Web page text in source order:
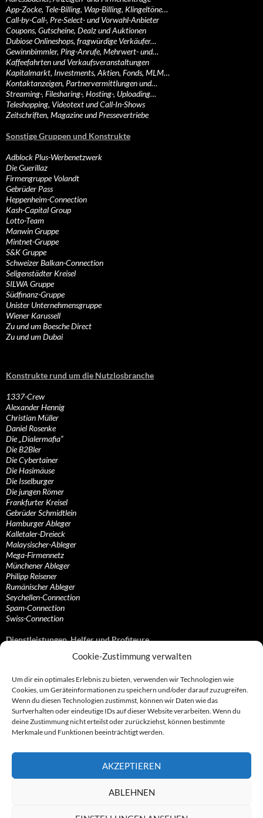
Cookie-Zustimmung verwalten
Um dir ein optimales Erlebnis zu bieten, verwenden wir Technologien wie
Cookies, um Geräteinformationen zu speichern und/oder darauf zuzugreifen.
Wenn du diesen Technologien zustimmst, können wir Daten wie das
Surfverhalten oder eindeutige IDs auf dieser Website verarbeiten. Wenn du
deine Zustimmung nicht erteilst oder zurückziehst, können bestimmte
Merkmale und Funktionen beeinträchtigt werden.
AKZEPTIEREN
ABLEHNEN
App-Zocke, Tele-Billing, Wap-Billing, Klingeltöne…
Call-by-Call-, Pre-Select- und Vorwahl-Anbieter
Coupons, Gutscheine, Dealz und Auktionen
Dubiose Onlineshops, fragwürdige Verkäufer…
Gewinnbimmler, Ping-Anrufe, Mehrwert- und…
Kaffeefahrten und Verkaufsveranstaltungen
Kapitalmarkt, Investments, Aktien, Fonds, MLM…
Kontaktanzeigen, Partnervermittlungen und…
Streaming-, Filesharing-, Hosting-, Uploading…
Teleshopping, Videotext und Call-In-Shows
Zeitschriften, Magazine und Pressevertriebe
Sonstige Gruppen und Konstrukte
Adblock Plus-Werbenetzwerk
Die Guerillaz
Firmengruppe Volandt
Gebrüder Pass
Heppenheim-Connection
Kash-Capital Group
Lotto-Team
Manwin Gruppe
Mintnet-Gruppe
S&K Gruppe
Schweizer Balkan-Connection
Seligenstädter Kreisel
SILWA Gruppe
Südfinanz-Gruppe
Unister Unternehmensgruppe
Wiener Karussell
Zu und um Boesche Direct
Zu und um Dubai
Konstrukte rund um die Nutzlosbranche
1337-Crew
Alexander Hennig
Christian Müller
Daniel Rosenke
Die „Dialermafia“
Die B2Bler
Die Cybertainer
Die Hasimäuse
Die Isselburger
Die jungen Römer
Frankfurter Kreisel
Gebrüder Schmidtlein
Hamburger Ableger
Kalletaler-Dreieck
Malaysischer-Ableger
Mega-Firmennetz
Münchener Ableger
Philipp Reisener
Rumänischer Ableger
Seychellen-Connection
Spam-Connection
Swiss-Connection
Dienstleistungen, Helfer und Profiteure
Anonymisierungsdienste, VPN- und Web-Proxy…
Bezahlsysteme, Finanzdienstleister und…
Bürodienstleister, Firmengründer- und/oder…
Datenhändler, Adressbroker und zielgerichtetes…
Hosting, Routing, Provider, Domain-, Web- und…
Inkasso, Forderungsmanagement und eintreibende…
Spieleanbieter, Online- und Browsergames
Partnerprogramme, Vertriebskanäle- und…
Telekommunikationsdienstleister, Internet…
Vereine, Verbände, Vereinigungen und Lobbyisten
Web-Rotlichtbezirk, Erotik- und XXX-Anbieter
Sonstige Dienstleister, Profiteure und Kooperationen